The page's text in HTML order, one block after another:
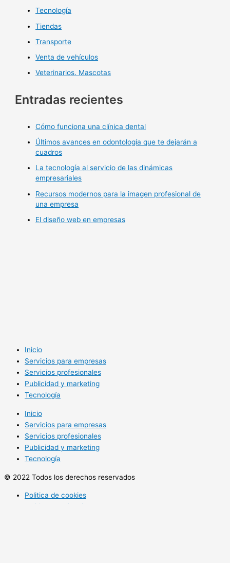
Tecnología
Tiendas
Transporte
Venta de vehículos
Veterinarios. Mascotas
Entradas recientes
Cómo funciona una clínica dental
Últimos avances en odontología que te dejarán a
cuadros
La tecnología al servicio de las dinámicas
empresariales
Recursos modernos para la imagen profesional de
una empresa
El diseño web en empresas
Inicio
Servicios para empresas
Servicios profesionales
Publicidad y marketing
Tecnología
Inicio
Servicios para empresas
Servicios profesionales
Publicidad y marketing
Tecnología
© 2022 Todos los derechos reservados
Politica de cookies
Politica de privacidad